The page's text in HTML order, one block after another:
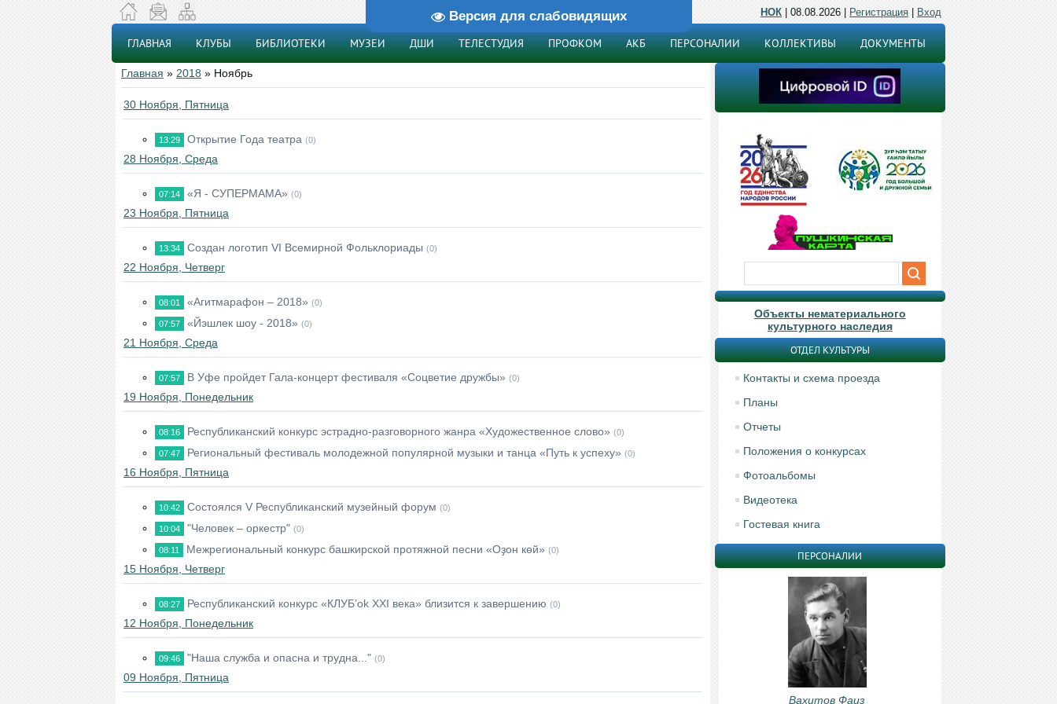
Версия для слабовидящих НОК | 08.08.2026 | Регистрация Вход
ГЛАВНАЯ КЛУБЫ БИБЛИОТЕКИ МУЗЕИ ДШИ ТЕЛЕСТУДИЯ ПРОФКОМ АКБ ПЕРСОНАЛИИ КОЛЛЕКТИВЫ ДОКУМЕНТЫ
Главная » 2018 » Ноябрь
30 Ноября, Пятница
13:29 Открытие Года театра (0)
28 Ноября, Среда
07:14 «Я - СУПЕРМАМА» (0)
23 Ноября, Пятница
13:34 Создан логотип VI Всемирной Фольклориады (0)
22 Ноября, Четверг
08:01 «Агитмарафон – 2018» (0)
07:57 «Йэшлек шоу - 2018» (0)
21 Ноября, Среда
07:57 В Уфе пройдет Гала-концерт фестиваля «Соцветие дружбы» (0)
19 Ноября, Понедельник
08:16 Республиканский конкурс эстрадно-разговорного жанра «Художественное слово» (0)
07:47 Региональный фестиваль молодежной популярной музыки и танца «Путь к успеху» (0)
16 Ноября, Пятница
10:42 Состоялся V Республиканский музейный форум (0)
10:04 "Человек – оркестр" (0)
08:11 Межрегиональный конкурс башкирской протяжной песни «Оҙон көй» (0)
15 Ноября, Четверг
08:27 Республиканский конкурс «КЛУБ’оk XXI века» близится к завершению (0)
12 Ноября, Понедельник
09:46 "Наша служба и опасна и трудна..." (0)
09 Ноября, Пятница
Объекты нематериального
культурного наследия
ОТДЕЛ КУЛЬТУРЫ
Контакты и схема проезда
Планы
Отчеты
Положения о конкурсах
Фотоальбомы
Видеотека
Гостевая книга
ПЕРСОНАЛИИ
Вахитов Фаиз